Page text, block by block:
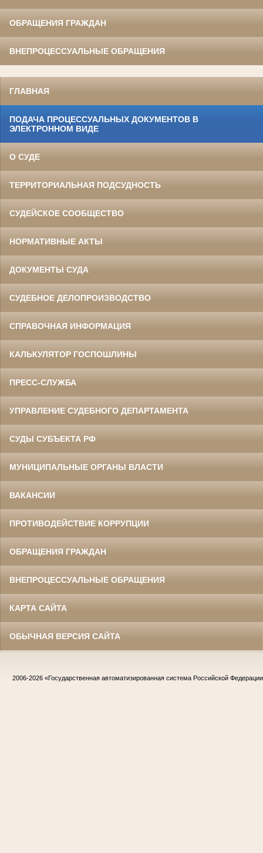
ОБРАЩЕНИЯ ГРАЖДАН
ВНЕПРОЦЕССУАЛЬНЫЕ ОБРАЩЕНИЯ
ГЛАВНАЯ
ПОДАЧА ПРОЦЕССУАЛЬНЫХ ДОКУМЕНТОВ В
ЭЛЕКТРОННОМ ВИДЕ
О СУДЕ
ТЕРРИТОРИАЛЬНАЯ ПОДСУДНОСТЬ
СУДЕЙСКОЕ СООБЩЕСТВО
НОРМАТИВНЫЕ АКТЫ
ДОКУМЕНТЫ СУДА
СУДЕБНОЕ ДЕЛОПРОИЗВОДСТВО
СПРАВОЧНАЯ ИНФОРМАЦИЯ
КАЛЬКУЛЯТОР ГОСПОШЛИНЫ
ПРЕСС-СЛУЖБА
УПРАВЛЕНИЕ СУДЕБНОГО ДЕПАРТАМЕНТА
СУДЫ СУБЪЕКТА РФ
МУНИЦИПАЛЬНЫЕ ОРГАНЫ ВЛАСТИ
ВАКАНСИИ
ПРОТИВОДЕЙСТВИЕ КОРРУПЦИИ
ОБРАЩЕНИЯ ГРАЖДАН
ВНЕПРОЦЕССУАЛЬНЫЕ ОБРАЩЕНИЯ
КАРТА САЙТА
ОБЫЧНАЯ ВЕРСИЯ САЙТА
2006-2026 «Государственная автоматизированная система Российской